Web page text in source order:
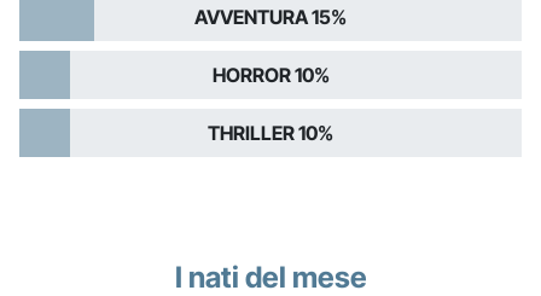
AVVENTURA 15%
HORROR 10%
THRILLER 10%
I nati del mese